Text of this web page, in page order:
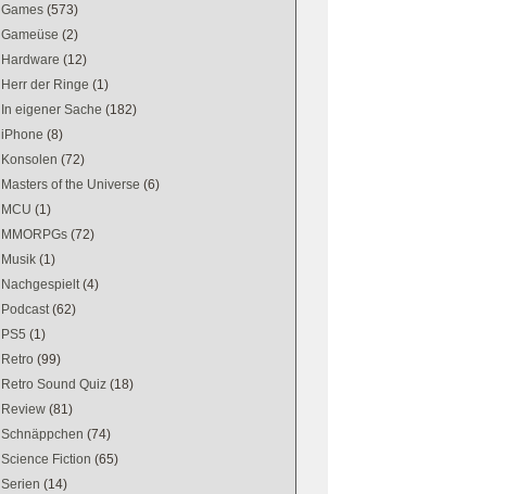
Games (573)
Gameüse (2)
Hardware (12)
Herr der Ringe (1)
In eigener Sache (182)
iPhone (8)
Konsolen (72)
Masters of the Universe (6)
MCU (1)
MMORPGs (72)
Musik (1)
Nachgespielt (4)
Podcast (62)
PS5 (1)
Retro (99)
Retro Sound Quiz (18)
Review (81)
Schnäppchen (74)
Science Fiction (65)
Serien (14)